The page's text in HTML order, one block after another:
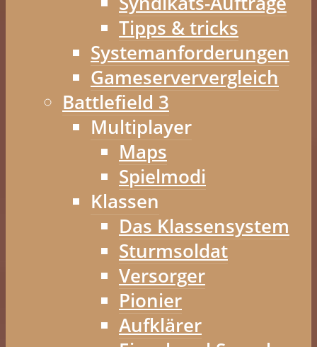
Tipps & tricks
Systemanforderungen
Gameserververgleich
Battlefield 3
Multiplayer
Maps
Spielmodi
Klassen
Das Klassensystem
Sturmsoldat
Versorger
Pionier
Aufklärer